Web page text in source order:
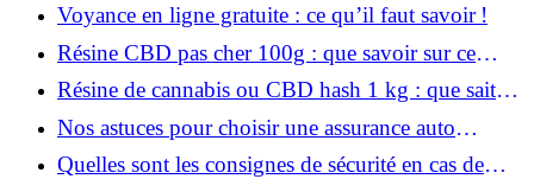
Voyance en ligne gratuite : ce qu’il faut savoir !
Résine CBD pas cher 100g : que savoir sur ce
produit ?
Résine de cannabis ou CBD hash 1 kg : que sait-
on de ce produit cannabique ?
Nos astuces pour choisir une assurance auto
adaptée à son profil
Quelles sont les consignes de sécurité en cas de